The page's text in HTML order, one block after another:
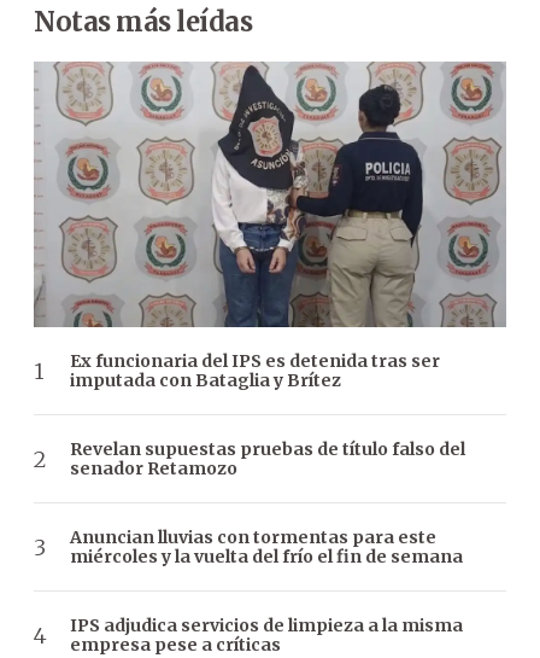
Notas más leídas
Ex funcionaria del IPS es detenida tras ser
imputada con Bataglia y Brítez
Revelan supuestas pruebas de título falso del
senador Retamozo
Anuncian lluvias con tormentas para este
miércoles y la vuelta del frío el fin de semana
IPS adjudica servicios de limpieza a la misma
empresa pese a críticas